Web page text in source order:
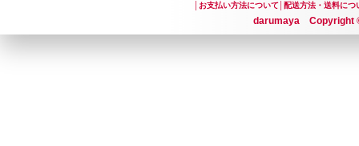
お支払い方法について│ 配送方法・送料につ
darumaya Copyright